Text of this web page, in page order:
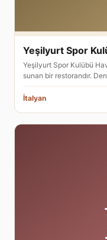
Yeşilyurt Spor
Yeşilyurt Spor Kulübü
sunan bir restorandır.
İtalyan